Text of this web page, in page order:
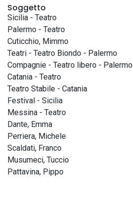
Soggetto
Sicilia - Teatro
Palermo - Teatro
Cuticchio, Mimmo
Teatri - Teatro Biondo - Palermo
Compagnie - Teatro libero - Palermo
Catania - Teatro
Teatro Stabile - Catania
Festival - Sicilia
Messina - Teatro
Dante, Emma
Perriera, Michele
Scaldati, Franco
Musumeci, Tuccio
Pattavina, Pippo